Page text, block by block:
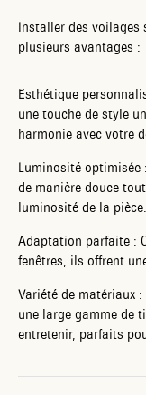
Installer des voilages
plusieurs avantages :
Esthétique
une touche de style
harmonie avec votre
Luminosité
de manière douce
luminosité de la pièce.
Adaptation parfaite :
fenêtres, ils offrent
Variété de matériaux
une large gamme de
entretenir, parfaits